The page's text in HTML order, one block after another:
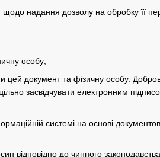
надання дозволу на обробку її
особу;
цей документ та фізичну особу.
засвідчувати електронним
системі на основі
відповідно до чинного законодавства.